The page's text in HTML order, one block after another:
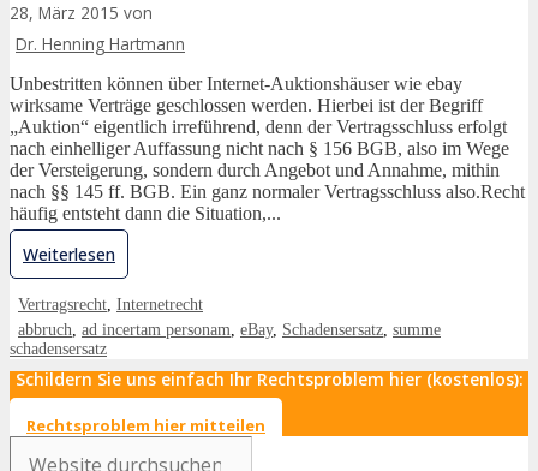
28, März 2015 von
Dr. Henning Hartmann
Unbestritten können über Internet-Auktionshäuser wie ebay
wirksame Verträge geschlossen werden. Hierbei ist der Begriff
„Auktion“ eigentlich irreführend, denn der Vertragsschluss erfolgt
nach einhelliger Auffassung nicht nach § 156 BGB, also im Wege
der Versteigerung, sondern durch Angebot und Annahme, mithin
nach §§ 145 ff. BGB. Ein ganz normaler Vertragsschluss also.Recht
häufig entsteht dann die Situation,...
Weiterlesen
Vertragsrecht, Internetrecht
abbruch, ad incertam personam, eBay, Schadensersatz, summe
schadensersatz
Schildern Sie uns einfach Ihr Rechtsproblem hier (kostenlos):
Rechtsproblem hier mitteilen